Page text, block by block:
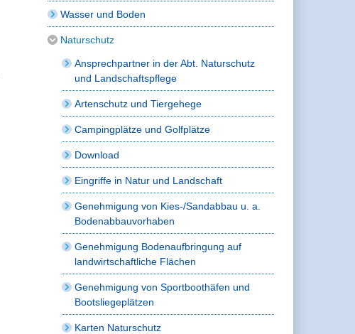
Wasser und Boden
Naturschutz
Ansprechpartner in der Abt. Naturschutz
und Landschaftspflege
Artenschutz und Tiergehege
Campingplätze und Golfplätze
Download
Eingriffe in Natur und Landschaft
Genehmigung von Kies-/Sandabbau u. a.
Bodenabbauvorhaben
Genehmigung Bodenaufbringung auf
landwirtschaftliche Flächen
Genehmigung von Sportboothäfen und
Bootsliegeplätzen
Karten Naturschutz